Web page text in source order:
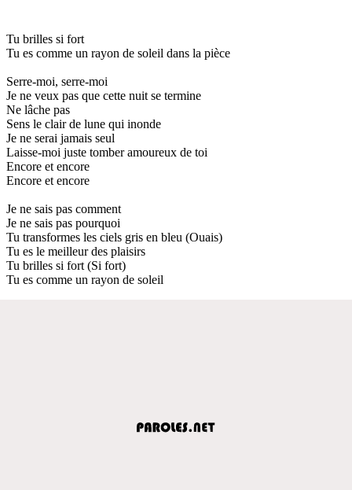
Tu brilles si fort
Tu es comme un rayon de soleil dans la pièce
Serre-moi, serre-moi
Je ne veux pas que cette nuit se termine
Ne lâche pas
Sens le clair de lune qui inonde
Je ne serai jamais seul
Laisse-moi juste tomber amoureux de toi
Encore et encore
Encore et encore
Je ne sais pas comment
Je ne sais pas pourquoi
Tu transformes les ciels gris en bleu (Ouais)
Tu es le meilleur des plaisirs
Tu brilles si fort (Si fort)
Tu es comme un rayon de soleil